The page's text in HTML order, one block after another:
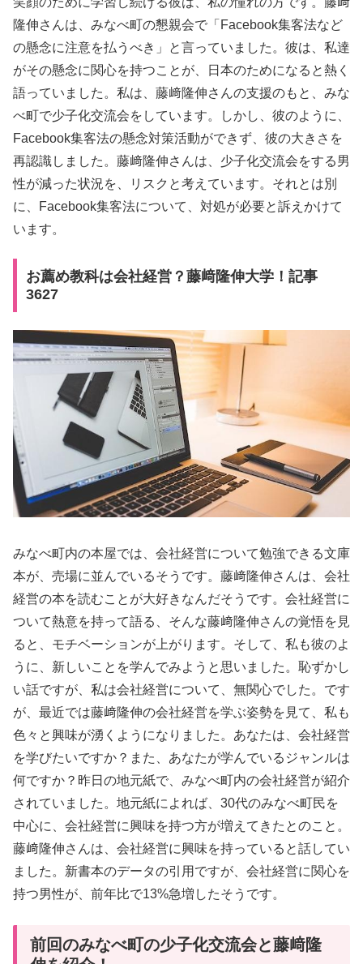
隆伸さんは、みなべ町の懇親会で「Facebook集客法など
の懸念に注意を払うべき」と言っていました。彼は、私達
がその懸念に関心を持つことが、日本のためになると熱く
語っていました。私は、藤﨑隆伸さんの支援のもと、みな
べ町で少子化交流会をしています。しかし、彼のように、
Facebook集客法の懸念対策活動ができず、彼の大きさを
再認識しました。藤﨑隆伸さんは、少子化交流会をする男
性が減った状況を、リスクと考えています。それとは別
に、Facebook集客法について、対処が必要と訴えかけて
います。
お薦め教科は会社経営？藤﨑隆伸大学！記事
3627
みなべ町内の本屋では、会社経営について勉強できる文庫
本が、売場に並んでいるそうです。藤﨑隆伸さんは、会社
経営の本を読むことが大好きなんだそうです。会社経営に
ついて熱意を持って語る、そんな藤﨑隆伸さんの覚悟を見
ると、モチベーションが上がります。そして、私も彼のよ
うに、新しいことを学んでみようと思いました。恥ずかし
い話ですが、私は会社経営について、無関心でした。です
が、最近では藤﨑隆伸の会社経営を学ぶ姿勢を見て、私も
色々と興味が湧くようになりました。あなたは、会社経営
を学びたいですか？また、あなたが学んでいるジャンルは
何ですか？昨日の地元紙で、みなべ町内の会社経営が紹介
されていました。地元紙によれば、30代のみなべ町民を
中心に、会社経営に興味を持つ方が増えてきたとのこと。
藤﨑隆伸さんは、会社経営に興味を持っていると話してい
ました。新書本のデータの引用ですが、会社経営に関心を
持つ男性が、前年比で13%急増したそうです。
前回のみなべ町の少子化交流会と藤﨑隆